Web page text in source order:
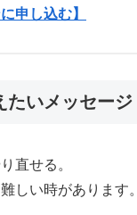
申し込む】
たいメッセージ
直せる。
しい時があります。